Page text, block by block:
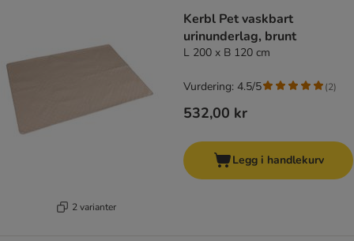
2 varianter
Kerbl Pet vaskbart
urinunderlag, brunt
L 200 x B 120 cm
532,00 kr
Vurdering: 4.5/5 (2)
Legg i handlekurv